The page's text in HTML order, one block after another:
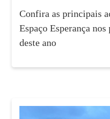
Confira as principais
Espaço Esperança
deste ano